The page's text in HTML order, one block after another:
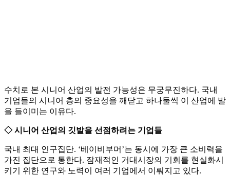
수치로 본 시니어 산업의 발전 가능성은 무궁무진하다. 국내
기업들의 시니어 층의 중요성을 깨닫고 하나둘씩 이 산업에 발
을 들이미는 이유다.
◇ 시니어 산업의 깃발을 선점하려는 기업들
국내 최대 인구집단. ‘베이비부머’는 동시에 가장 큰 소비력을
가진 집단으로 통한다. 잠재적인 거대시장의 기회를 현실화시
키기 위한 연구와 노력이 여러 기업에서 이뤄지고 있다.